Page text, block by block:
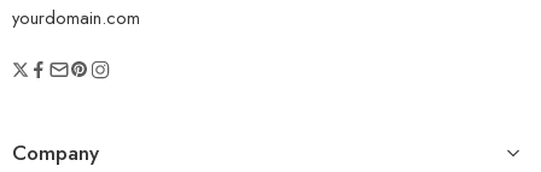
yourdomain.com
Company